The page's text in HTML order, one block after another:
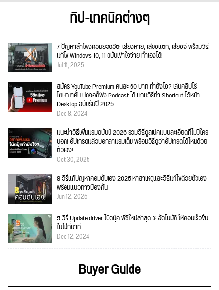
ทิป-เทคนิคต่างๆ
7 ปัญหาลำโพงคอมยอดฮิต: เสียงหาย, เสียงแตก, เสียงจี่ พร้อมวิธี
แก้ไข Windows 10, 11 ฉบับเข้าใจง่าย ทำเองได้!
Jul 11, 2025
สมัคร YouTube Premium คนละ 60 บาท ทำยังไง? เล่นคลิปไร้
โฆษณาคั่น ปิดจอก็ฟัง Podcast ได้ แถมวิธีทำ Shortcut ไว้หน้า
Desktop ฉบับรับปี 2025
Dec 8, 2024
แนะนำวิธีเพิ่มแรมฉบับปี 2026 รวมวิธีดูสเปคแบบละเอียดที่ไม่มีใคร
บอก! อัปเกรดแล้วบอกลาแรมเต็ม พร้อมวิธีดูว่าอัปเกรดได้ไหมด้วย
ตัวเอง!
Oct 30, 2025
8 วิธีแก้ปัญหาคอมดับเอง 2025 หาสาเหตุและวิธีแก้ไขด้วยตัวเอง
พร้อมแนวทางป้องกัน
Jun 12, 2025
5 วิธี Update driver โน๊ตบุ๊ค พีซีใหม่ล่าสุด จะอัตโนมัติ ให้คอมเร็วขึ้น
ในไม่กี่นาที
Dec 12, 2024
Buyer Guide